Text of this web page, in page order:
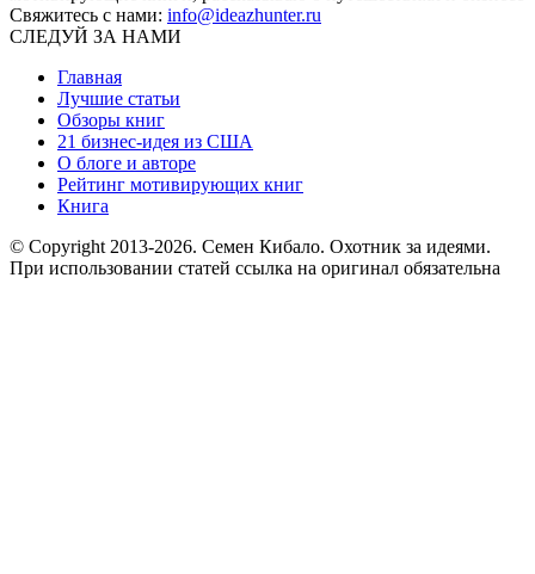
Свяжитесь с нами: info@ideazhunter.ru
СЛЕДУЙ ЗА НАМИ
Главная
Лучшие статьи
Обзоры книг
21 бизнес-идея из США
О блоге и авторе
Рейтинг мотивирующих книг
Книга
© Copyright 2013-2026. Семен Кибало. Охотник за идеями.
При использовании статей ссылка на оригинал обязательна